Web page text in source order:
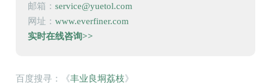
邮箱：service@yuetol.com
网址：www.everfiner.com
实时在线咨询>>
百度搜寻：《丰业良垌荔枝》